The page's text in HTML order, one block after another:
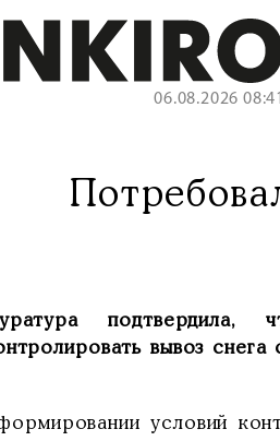
06.08.2026 08:41
вывоз
условий